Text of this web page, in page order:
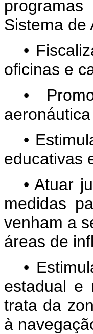
Sistema de
•
oficinas e
•
•
educativas
• Atuar
medidas
venham a
áreas de
•
estadual e
trata da
à